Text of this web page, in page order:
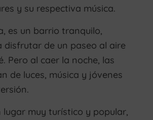
y su respectiva música.
es un barrio tranquilo,
disfrutar de un paseo al aire
Pero al caer la noche, las
de luces, música y jóvenes
lugar muy turístico y popular,